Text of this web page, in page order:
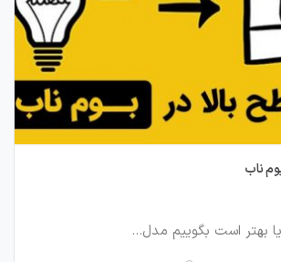
ناب
بهتر است بگوییم مدل…